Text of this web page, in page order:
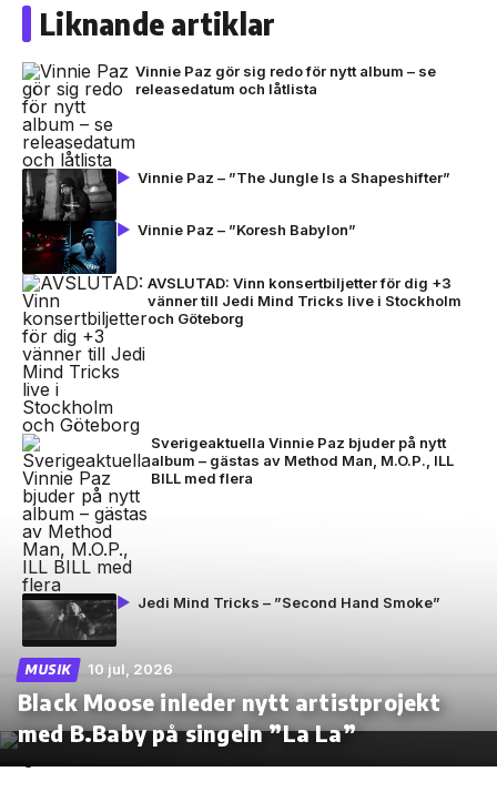
Liknande artiklar
Vinnie Paz gör sig redo för nytt album – se
releasedatum och låtlista
Vinnie Paz – ”The Jungle Is a Shapeshifter”
Vinnie Paz – ”Koresh Babylon”
AVSLUTAD: Vinn konsertbiljetter för dig +3
vänner till Jedi Mind Tricks live i Stockholm
och Göteborg
Sverigeaktuella Vinnie Paz bjuder på nytt
album – gästas av Method Man, M.O.P., ILL
BILL med flera
Jedi Mind Tricks – ”Second Hand Smoke”
MUSIK 10 jul, 2026
Black Moose inleder nytt artistprojekt
med B.Baby på singeln ”La La”